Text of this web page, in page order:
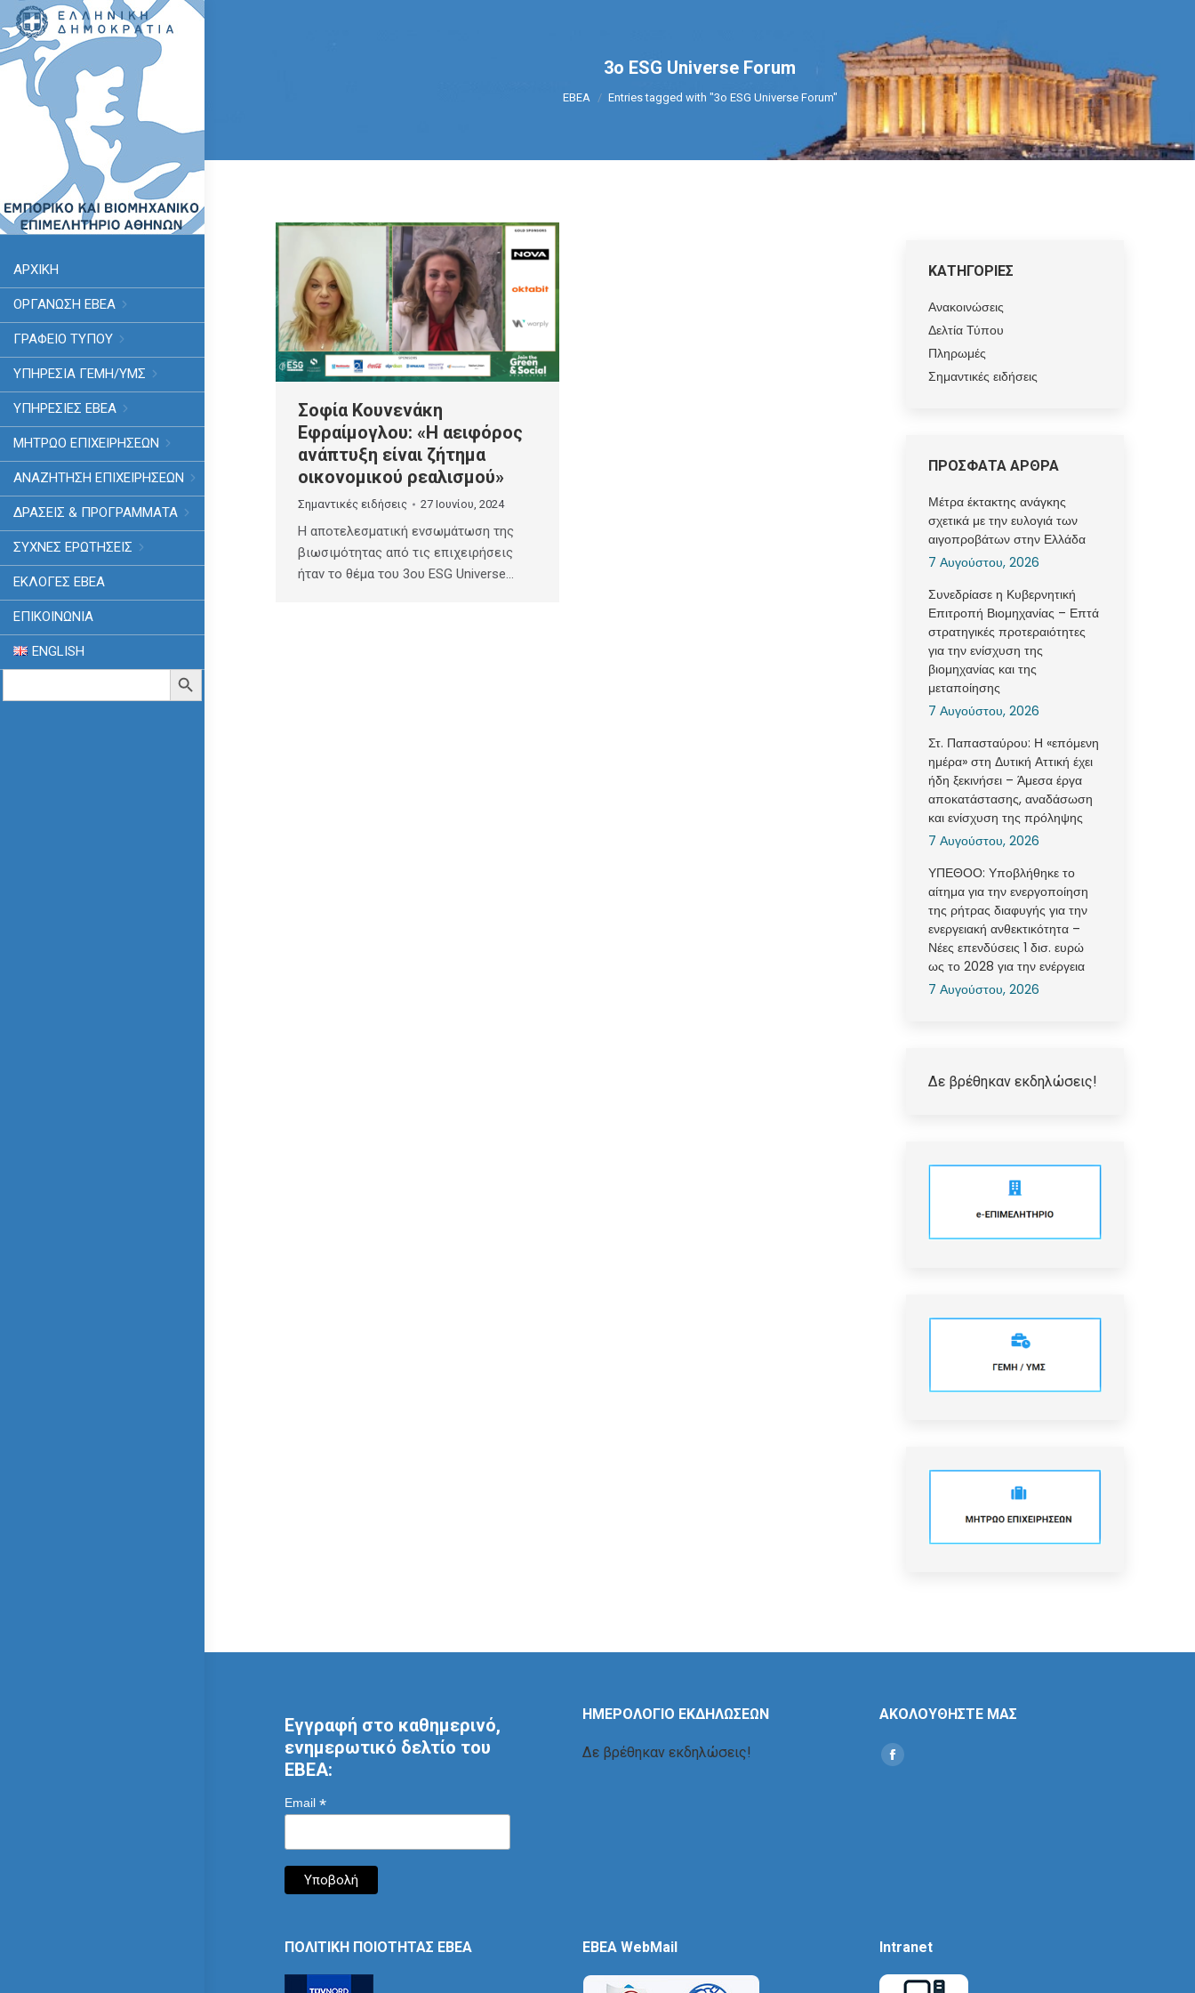
ΑΡΧΙΚΗ
ΟΡΓΑΝΩΣΗ ΕΒΕΑ
ΓΡΑΦΕΙΟ ΤΥΠΟΥ
ΥΠΗΡΕΣΊΑ ΓΕΜΗ/ΥΜΣ
ΥΠΗΡΕΣΙΕΣ ΕΒΕΑ
ΜΗΤΡΩΟ ΕΠΙΧΕΙΡΗΣΕΩΝ
ΑΝΑΖΗΤΗΣΗ ΕΠΙΧΕΙΡΗΣΕΩΝ
ΔΡΑΣΕΙΣ & ΠΡΟΓΡΑΜΜΑΤΑ
ΣΥΧΝΕΣ ΕΡΩΤΗΣΕΙΣ
ΕΚΛΟΓΈΣ ΕΒΕΑ
ΕΠΙΚΟΙΝΩΝΙΑ
ENGLISH
Search
Search Button
3ο ESG Universe Forum
You are here:
ΕΒΕΑ Entries tagged with "3ο ESG Universe Forum"
Σοφία Κουνενάκη
Εφραίμογλου: «Η αειφόρος
ανάπτυξη είναι ζήτημα
οικονομικού ρεαλισμού»
Σημαντικές ειδήσεις 27 Ιουνίου, 2024
Η αποτελεσματική ενσωμάτωση της
βιωσιμότητας από τις επιχειρήσεις
ήταν το θέμα του 3ου ESG Universe…
ΚΑΤΗΓΟΡΙΕΣ
Ανακοινώσεις
Δελτία Τύπου
Πληρωμές
Σημαντικές ειδήσεις
ΠΡΟΣΦΑΤΑ ΑΡΘΡΑ
Μέτρα έκτακτης ανάγκης
σχετικά με την ευλογιά των
αιγοπροβάτων στην Ελλάδα
7 Αυγούστου, 2026
Συνεδρίασε η Κυβερνητική
Επιτροπή Βιομηχανίας – Επτά
στρατηγικές προτεραιότητες
για την ενίσχυση της
βιομηχανίας και της
μεταποίησης
7 Αυγούστου, 2026
Στ. Παπασταύρου: Η «επόμενη
ημέρα» στη Δυτική Αττική έχει
ήδη ξεκινήσει – Άμεσα έργα
αποκατάστασης, αναδάσωση
και ενίσχυση της πρόληψης
7 Αυγούστου, 2026
ΥΠΕΘΟΟ: Υποβλήθηκε το
αίτημα για την ενεργοποίηση
της ρήτρας διαφυγής για την
ενεργειακή ανθεκτικότητα –
Νέες επενδύσεις 1 δισ. ευρώ
ως το 2028 για την ενέργεια
7 Αυγούστου, 2026
Δε βρέθηκαν εκδηλώσεις!
Εγγραφή στο καθημερινό,
ενημερωτικό δελτίο του
ΕΒΕΑ:
Email *
ΗΜΕΡΟΛΟΓΙΟ ΕΚΔΗΛΩΣΕΩΝ
Δε βρέθηκαν εκδηλώσεις!
ΑΚΟΛΟΥΘΗΣΤΕ ΜΑΣ
Find us on:
Social
ΠΟΛΙΤΙΚΗ ΠΟΙΟΤΗΤΑΣ ΕΒΕΑ EBEA WebMail Intranet